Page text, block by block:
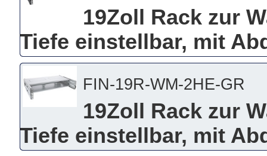
19Zoll Rack zur
Tiefe einstellbar, mit
FIN-19R-WM-2HE-GR
19Zoll Rack zur
Tiefe einstellbar, mit